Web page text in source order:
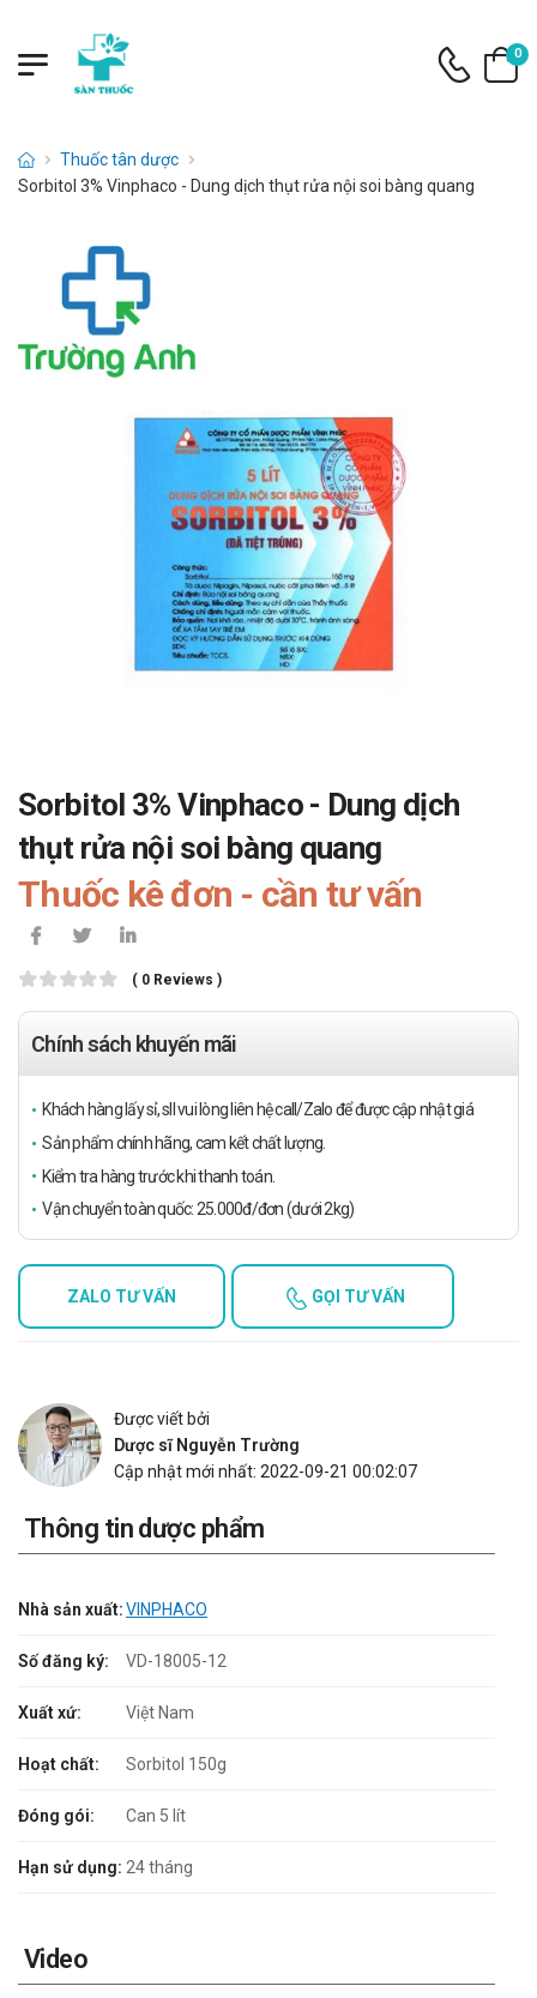
0
Thuốc tân dược
Sorbitol 3% Vinphaco - Dung dịch thụt rửa nội soi bàng quang
Sorbitol 3% Vinphaco - Dung dịch
thụt rửa nội soi bàng quang
Thuốc kê đơn - cần tư vấn
( 0 Reviews )
Chính sách khuyến mãi
Khách hàng lấy sỉ, sll vui lòng liên hệ call/Zalo để được cập nhật giá
Sản phẩm chính hãng, cam kết chất lượng.
Kiểm tra hàng trước khi thanh toán.
Vận chuyển toàn quốc: 25.000đ/đơn (dưới 2kg)
ZALO TƯ VẤN GỌI TƯ VẤN
Được viết bởi
Dược sĩ Nguyễn Trường
Cập nhật mới nhất: 2022-09-21 00:02:07
Thông tin dược phẩm
Nhà sản xuất:VINPHACO
Số đăng ký: VD-18005-12
Xuất xứ: Việt Nam
Hoạt chất: Sorbitol 150g
Đóng gói: Can 5 lít
Hạn sử dụng: 24 tháng
Video